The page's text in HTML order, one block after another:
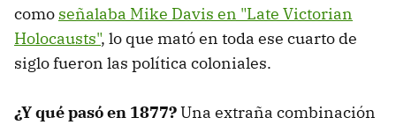
como señalaba Mike Davis en "Late Victorian
Holocausts", lo que mató en toda ese cuarto de
siglo fueron las política coloniales.
¿Y qué pasó en 1877?Una extraña combinación